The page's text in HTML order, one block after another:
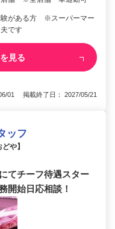
験がある方 ※スーパーマー
です
見る
01 掲載終了日： 2027/05/21
ッフ
や】
てチーフ待遇スター
開始日応相談！